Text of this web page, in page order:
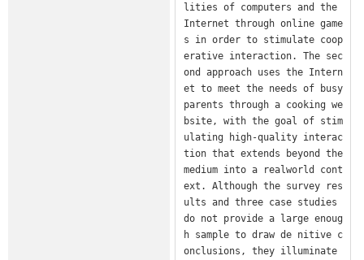
lities of computers and the
Internet through online game
s in order to stimulate coop
erative interaction. The sec
ond approach uses the Intern
et to meet the needs of busy
parents through a cooking we
bsite, with the goal of stim
ulating high-quality interac
tion that extends beyond the
medium into a realworld cont
ext. Although the survey res
ults and three case studies
do not provide a large enoug
h sample to draw de nitive c
onclusions, they illuminate